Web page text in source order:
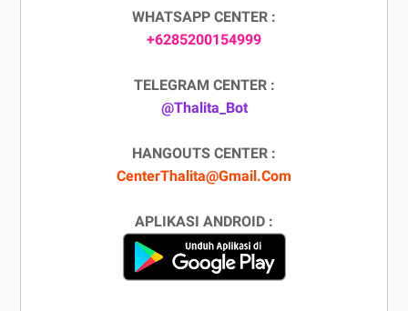
WHATSAPP CENTER :
+6285200154999
TELEGRAM CENTER :
@Thalita_Bot
HANGOUTS CENTER :
CenterThalita@Gmail.Com
APLIKASI ANDROID :